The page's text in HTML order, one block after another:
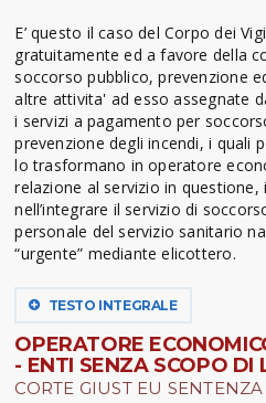
E’ questo il caso del Corpo dei
gratuitamente ed a favore della
soccorso pubblico, prevenzione
altre attivita' ad esso assegnate
i servizi a pagamento per
prevenzione degli incendi, i quali
lo trasformano in operatore
relazione al servizio in questione,
nell’integrare il servizio di
personale del servizio sanitario
“urgente” mediante elicottero.
TESTO INTEGRALE
OPERATORE
- ENTI SENZA SCOPO DI
CORTE GIUST EU